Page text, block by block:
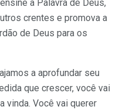
a Palavra de Deus,
crentes e promova a
de Deus para os
a aprofundar seu
que crescer, você vai
vinda. Você vai querer